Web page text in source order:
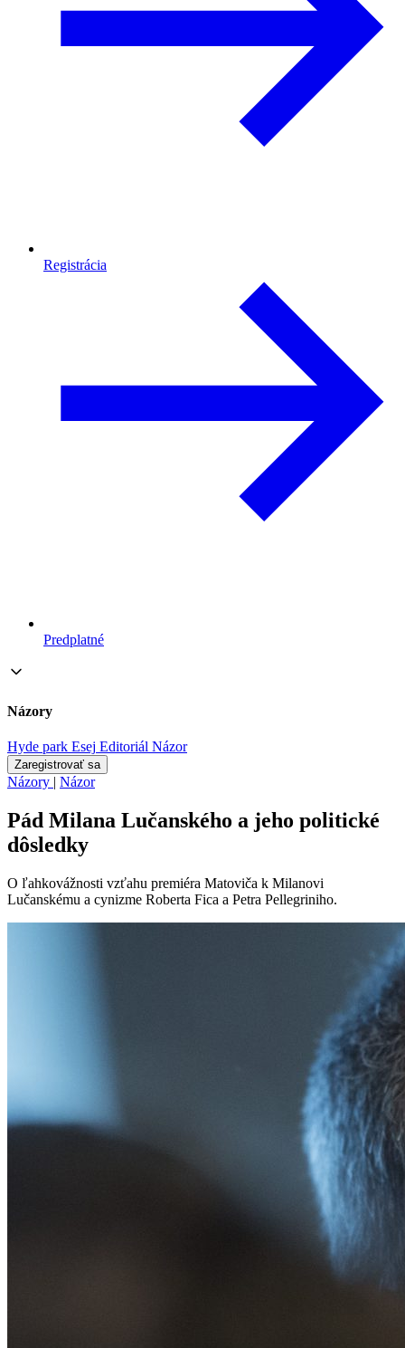
Registrácia
Predplatné
Názory
Hyde park Esej Editoriál Názor
Zaregistrovať sa
Názory | Názor
Pád Milana Lučanského a jeho politické
dôsledky
O ľahkovážnosti vzťahu premiéra Matoviča k Milanovi
Lučanskému a cynizme Roberta Fica a Petra Pellegriniho.